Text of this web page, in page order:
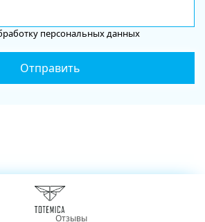
персональных данных
Отзывы